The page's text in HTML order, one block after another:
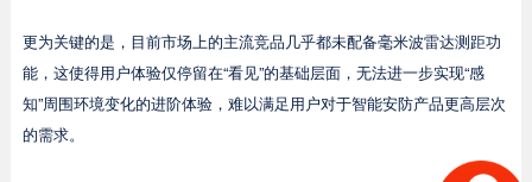
更为关键的是，目前市场上的主流竞品几乎都未配备毫米波雷达测距功
能，这使得用户体验仅停留在“看见”的基础层面，无法进一步实现“感
知”周围环境变化的进阶体验，难以满足用户对于智能安防产品更高层次
的需求。